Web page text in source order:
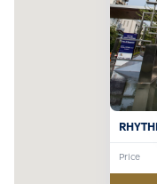
Price